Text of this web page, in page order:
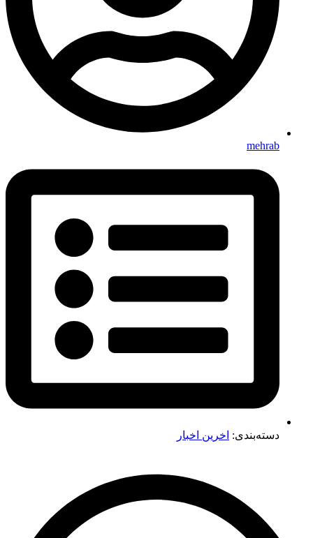
mehrab
دسته‌بندی: اخرین اخبار